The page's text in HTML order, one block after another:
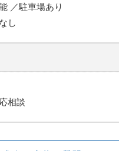
／駐車場あり
し
相談